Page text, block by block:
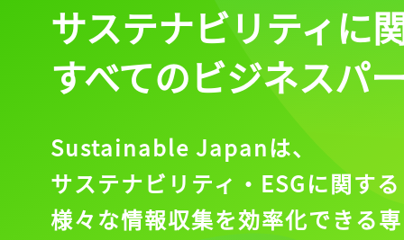
サステナビリティに
すべてのビジネスパ
Sustainable Japanは、
サステナビリティ・ESGに関する
様々な情報収集を効率化できる